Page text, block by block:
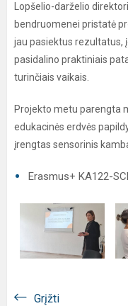
Lopšelio-darželio
bendruomenei pristatė
jau pasiektus rezultatus,
pasidalino praktiniais
turinčiais vaikais.
Projekto metu parengta
edukacinės erdvės
įrengtas sensorinis
Erasmus+ KA122-
Grįžti